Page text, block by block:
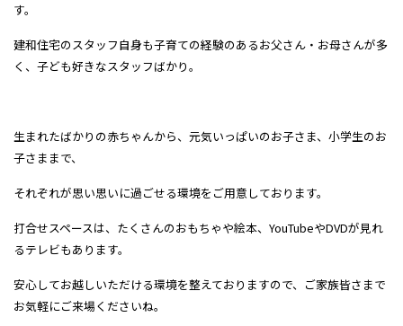
す。
建和住宅のスタッフ自身も子育ての経験のあるお父さん・お母さんが多
く、子ども好きなスタッフばかり。
生まれたばかりの赤ちゃんから、元気いっぱいのお子さま、小学生のお
子さままで、
それぞれが思い思いに過ごせる環境をご用意しております。
打合せスペースは、たくさんのおもちゃや絵本、YouTubeやDVDが見れ
るテレビもあります。
安心してお越しいただける環境を整えておりますので、ご家族皆さまで
お気軽にご来場くださいね。